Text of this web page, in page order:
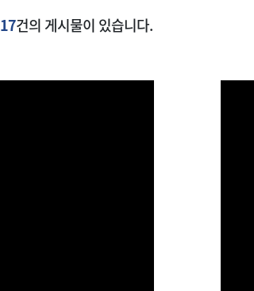
17건의 게시물이 있습니다.